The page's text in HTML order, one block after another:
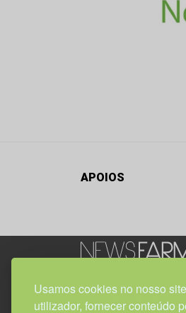
Usamos cookies no nosso
utilizador, fornecer conteúdo
APOIOS
Edif. Lisboa Oriente |
1800-282 Lisboa |